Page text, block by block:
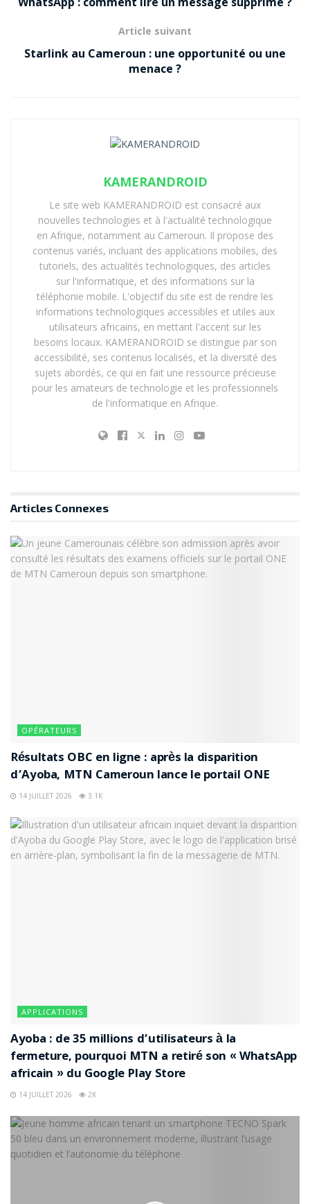
Article suivant
Starlink au Cameroun : une opportunité ou une
menace ?
KAMERANDROID
Le site web KAMERANDROID est consacré aux
nouvelles technologies et à l'actualité technologique
en Afrique, notamment au Cameroun. Il propose des
contenus variés, incluant des applications mobiles, des
tutoriels, des actualités technologiques, des articles
sur l'informatique, et des informations sur la
téléphonie mobile. L'objectif du site est de rendre les
informations technologiques accessibles et utiles aux
utilisateurs africains, en mettant l'accent sur les
besoins locaux. KAMERANDROID se distingue par son
accessibilité, ses contenus localisés, et la diversité des
sujets abordés, ce qui en fait une ressource précieuse
pour les amateurs de technologie et les professionnels
de l'informatique en Afrique.
Articles Connexes
OPÉRATEURS
Résultats OBC en ligne : après la disparition
d’Ayoba, MTN Cameroun lance le portail ONE
14 JUILLET 2026 3.1K
APPLICATIONS
Ayoba : de 35 millions d’utilisateurs à la
fermeture, pourquoi MTN a retiré son « WhatsApp
africain » du Google Play Store
14 JUILLET 2026 2K